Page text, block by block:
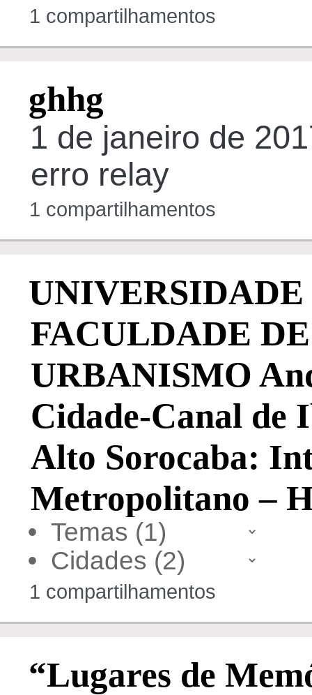
1 compartilhamentos
ghhg
1 de janeiro de
erro relay
1 compartilhamentos
UNIVERSIDADE
FACULDADE
URBANISMO
Cidade-Canal de
Alto Sorocaba:
Metropolitano –
•
•
1 compartilhamentos
“Lugares de